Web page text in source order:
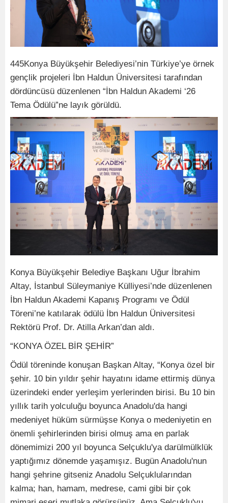
445Konya Büyükşehir Belediyesi’nin Türkiye’ye örnek
gençlik projeleri İbn Haldun Üniversitesi tarafından
dördüncüsü düzenlenen “İbn Haldun Akademi ‘26
Tema Ödülü”ne layık görüldü.
Konya Büyükşehir Belediye Başkanı Uğur İbrahim
Altay, İstanbul Süleymaniye Külliyesi’nde düzenlenen
İbn Haldun Akademi Kapanış Programı ve Ödül
Töreni’ne katılarak ödülü İbn Haldun Üniversitesi
Rektörü Prof. Dr. Atilla Arkan’dan aldı.
“KONYA ÖZEL BİR ŞEHİR”
Ödül töreninde konuşan Başkan Altay, “Konya özel bir
şehir. 10 bin yıldır şehir hayatını idame ettirmiş dünya
üzerindeki ender yerleşim yerlerinden birisi. Bu 10 bin
yıllık tarih yolculuğu boyunca Anadolu'da hangi
medeniyet hüküm sürmüşse Konya o medeniyetin en
önemli şehirlerinden birisi olmuş ama en parlak
dönemimizi 200 yıl boyunca Selçuklu'ya darülmülklük
yaptığımız dönemde yaşamışız. Bugün Anadolu'nun
hangi şehrine gitseniz Anadolu Selçuklularından
kalma; han, hamam, medrese, cami gibi bir çok